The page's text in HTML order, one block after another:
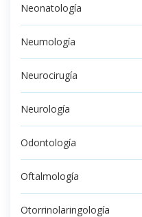
Neonatología
Neumología
Neurocirugía
Neurología
Odontología
Oftalmología
Otorrinolaringología